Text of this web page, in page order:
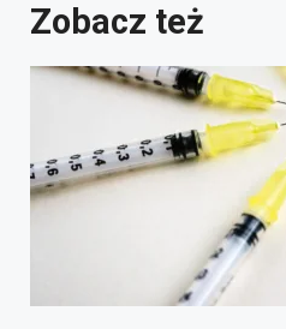
Zobacz też